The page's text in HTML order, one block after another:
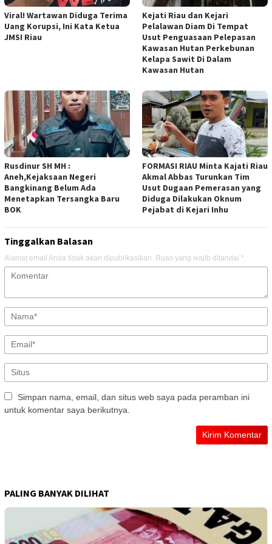
Viral! Wartawan Diduga Terima
Uang Korupsi, Ini Kata Ketua
JMSI Riau
Kejati Riau dan Kejari
Pelalawan Diam Di Tempat
Usut Penguasaan Pelepasan
Kawasan Hutan Perkebunan
Kelapa Sawit Di Dalam
Kawasan Hutan
Rusdinur SH MH :
Aneh,Kejaksaan Negeri
Bangkinang Belum Ada
Menetapkan Tersangka Baru
BOK
FORMASI RIAU Minta Kajati Riau
Akmal Abbas Turunkan Tim
Usut Dugaan Pemerasan yang
Diduga Dilakukan Oknum
Pejabat di Kejari Inhu
Tinggalkan Balasan
Alamat email Anda tidak akan dipublikasikan. Ruas yang wajib ditandai *
Simpan nama, email, dan situs web saya pada peramban ini
untuk komentar saya berikutnya.
PALING BANYAK DILIHAT